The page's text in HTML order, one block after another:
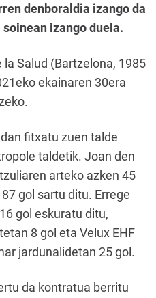
denboraldia izango da
izango duela.
la Salud (Bartzelona, 1985
ekainaren 30era
fitxatu zuen talde
taldetik. Joan den
arteko azken 45
gol sartu ditu. Errege
gol eskuratu ditu,
8 gol eta Velux EHF
jardunalidetan 25 gol.
da kontratua berritu